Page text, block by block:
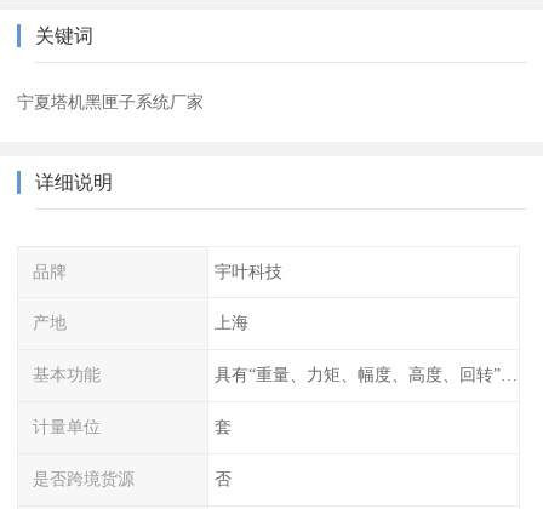
关键词
宁夏塔机黑匣子系统厂家
详细说明
品牌 宇叶科技
产地 上海
基本功能 具有“重量、力矩、幅度、高度、回转”等参数的显示、记录、报警功
计量单位 套
是否跨境货源 否